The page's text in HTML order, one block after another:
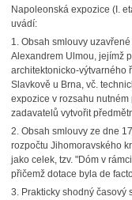
Napoleonská expozice (I.
uvádí:
1. Obsah smlouvy
Alexandrem Ulmou, jejímž
architektonicko-výtvarného
Slavkově u Brna, vč.
expozice v rozsahu
zadavatelů vytvořit
2. Obsah smlouvy ze dne
rozpočtu Jihomoravského
jako celek, tzv. "Dóm v
přičemž dotace byla de
3. Prakticky shodný časový